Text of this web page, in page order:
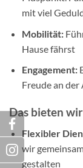
mit viel
Mobilität:
Hause fährst
Engagement:
Freude an
Das bieten
Flexibler
wir
gestalten